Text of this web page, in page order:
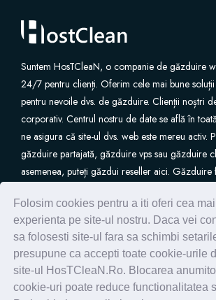
Folosim cookies pentru a iti oferi cea
experienta pe site-ul nostru. Daca vei
sa folosesti site-ul fara sa schimbi
presupune ca accepti toate cookie-urile
site-ul HosTCleaN.Ro. Blocarea
cookie-uri poate reduce functionalitatea
Suntem HosTCleaN, o companie de găzduire
24/7 pentru clienți. Oferim cele mai bune
pentru nevoile dvs. de găzduire. Clienții noștri
corporativ. Centrul nostru de date se află în
ne asigura că site-ul dvs. web este mereu activ.
găzduire partajată, găzduire vps sau găzduire
asemenea, puteți găzdui reseller aici.
S.C. HostClean S.R.L
este inscrisa in
Prelucrarilor de Date cu Caracter Personal
0005266